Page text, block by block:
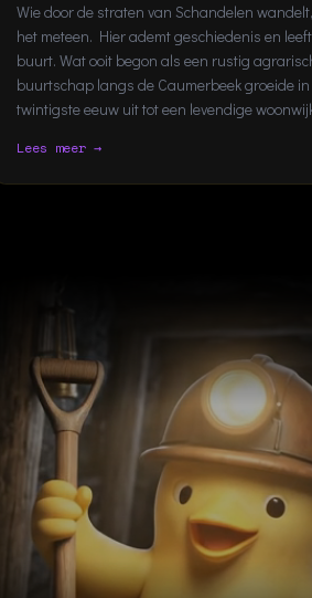
Wie door de straten van Schandelen
het meteen. Hier ademt geschiedenis en
buurt. Wat ooit begon als een rustig
buurtschap langs de Caumerbeek groeide
twintigste eeuw uit tot een levendige
Lees meer →